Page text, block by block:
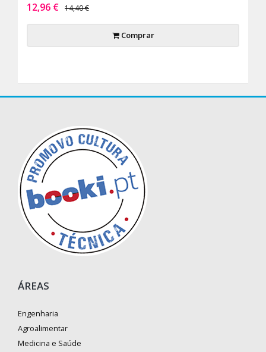
12,96 € 14,40 €
Comprar
ÁREAS
Engenharia
Agroalimentar
Medicina e Saúde